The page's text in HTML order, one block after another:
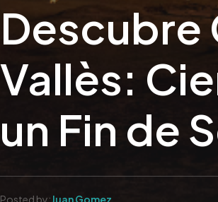
Descubre
Vallès:
un Fin de
Posted by:Juan Gomez